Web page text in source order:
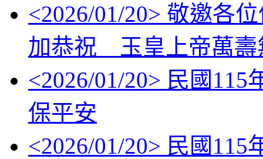
<2026/01/20> 敬邀各
加恭祝 玉皇上帝萬壽
<2026/01/20> 民國115
保平安
<2026/01/20> 民國115